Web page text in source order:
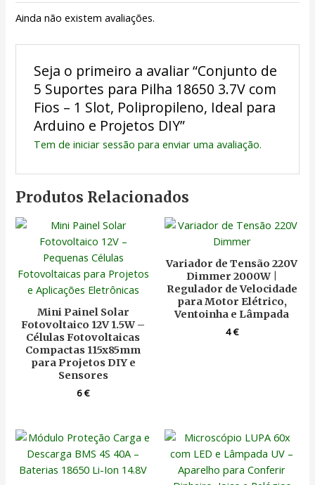
Ainda não existem avaliações.
Seja o primeiro a avaliar “Conjunto de
5 Suportes para Pilha 18650 3.7V com
Fios – 1 Slot, Polipropileno, Ideal para
Arduino e Projetos DIY”
Tem de iniciar sessão para enviar uma avaliação.
Produtos Relacionados
Mini Painel Solar
Fotovoltaico 12V 1.5W –
Células Fotovoltaicas
Compactas 115x85mm
para Projetos DIY e
Sensores
6€
Variador de Tensão 220V
Dimmer 2000W |
Regulador de Velocidade
para Motor Elétrico,
Ventoinha e Lâmpada
4€